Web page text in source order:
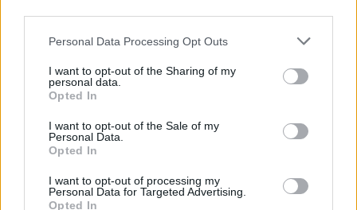
Please note that this website/app uses one or more Google
not limited to your visit or usage behaviour. You may click to
grant or deny consent to Google and its third-party tags to
use your data for below specified purposes in below Google
consent section.
Personal Data Processing Opt Outs
I want to opt-out of the Sharing of my
personal data.
Opted In
I want to opt-out of the Sale of my
Personal Data.
Opted In
I want to opt-out of processing my
Personal Data for Targeted Advertising.
Opted In
Ma reggel megihletett a Lanvin Resort 2011
kollekció. Nektek már van valami pink vagy sötétlila
Napi kedvenc: kristálytöltényes cipő
Giuseppe Zanottitól
fashionista•2010. április 20.
A Colette számára tervezett lábbeliért konkrétan fáj